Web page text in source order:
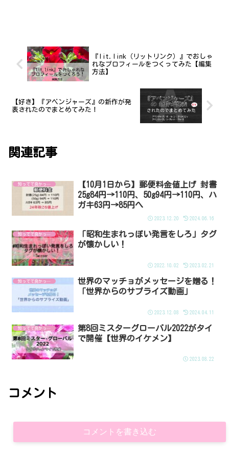
『lit.link（リットリンク）』でおしゃ
れなプロフィールをつくってみた【編集
方法】
【好き】『アベンジャーズ』の新作が発
表されたのでまとめてみた！
関連記事
知ってて良かった！
【10月1日から】郵便料金値上げ 封書
25g84円→110円、50g94円→110円、ハ
ガキ63円→85円へ
2023.12.20 2024.06.16
知ってて良かった！
「昭和生まれっぽい発言をしろ」タグ
が懐かしい！
2022.10.02 2023.02.21
知ってて良かった！
世界のマッチョがメッセージを贈る！
「世界からのサプライズ動画」
2023.12.08 2024.04.11
知ってて良かった！
第8回ミスターグローバル2022がタイ
で開催【世界のイケメン】
2023.08.22
コメント
コメントを書き込む